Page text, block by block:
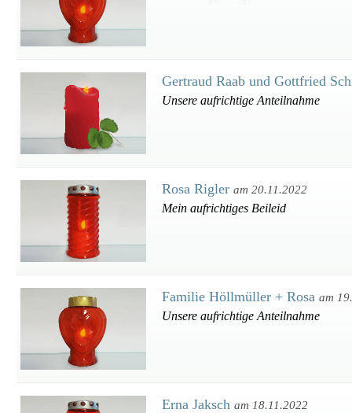
Gertraud Raab und Gottfried
Unsere aufrichtige Anteilnahme
Rosa Rigler am 20.11.2022
Mein aufrichtiges Beileid
Familie Höllmüller + Rosa am
Unsere aufrichtige Anteilnahme
Erna Jaksch am 18.11.2022